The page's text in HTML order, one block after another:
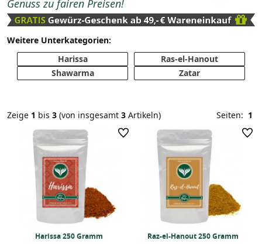
Genuss zu fairen Preisen!
Weitere Unterkategorien:
Harissa
Ras-el-Hanout
Shawarma
Zatar
Zeige 1 bis 3 (von insgesamt 3 Artikeln) Seiten: 1
Harissa 250 Gramm Raz-el-Hanout 250 Gramm